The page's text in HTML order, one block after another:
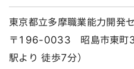
東京都立多摩職業能力開発
〒196-0033 昭島市東町
駅より 徒歩7分）